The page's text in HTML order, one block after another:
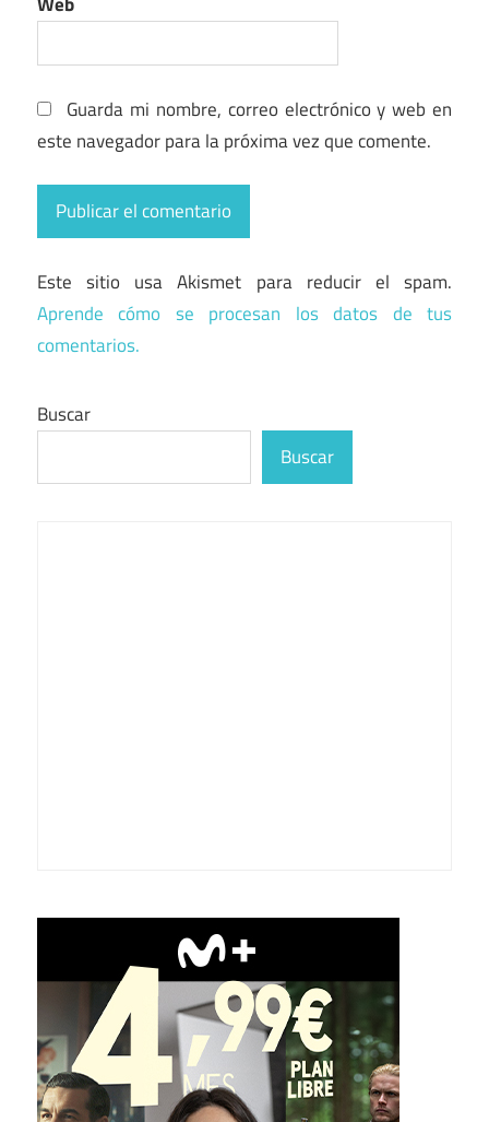
Guarda mi nombre, correo electrónico y web en
este navegador para la próxima vez que comente.
Este sitio usa Akismet para reducir el spam.
Aprende cómo se procesan los datos de tus
comentarios.
Buscar
Buscar